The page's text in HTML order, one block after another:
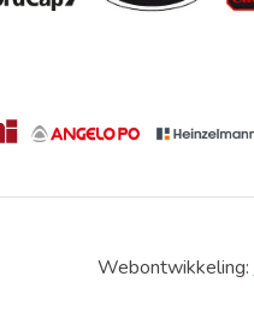
Webontwikkeling: